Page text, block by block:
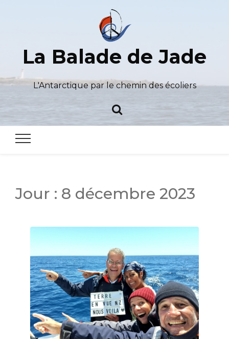
La Balade de Jade
L'Antarctique par le chemin des écoliers
Jour : 8 décembre 2023